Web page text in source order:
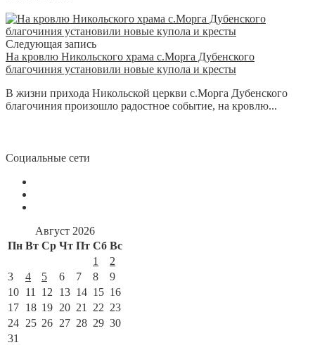
Следующая запись
На кровлю Никольского храма с.Морга Дубенского
благочиния установили новые купола и кресты
В жизни прихода Никольской церкви с.Морга Дубенского
благочиния произошло радостное событие, на кровлю...
Социальные сети
Август 2026
Пн Вт Ср Чт Пт Сб Вс
1
2
3
4 5 6 7 8
9
10 11 12 13 14 15 16
17 18 19 20 21 22 23
24 25 26 27 28 29 30
31